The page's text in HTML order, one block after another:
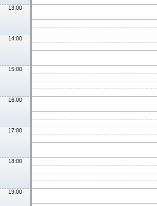
13:00
14:00
15:00
16:00
17:00
18:00
19:00